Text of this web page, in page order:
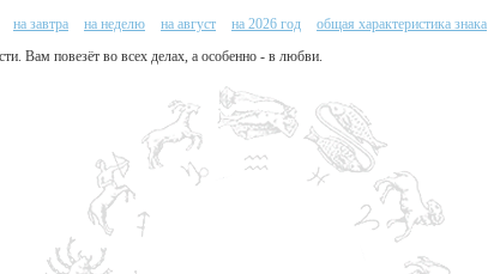
на завтра на неделю на август на 2026 год
общая характеристика знака
Вам повезёт во всех делах, а особенно - в любви.